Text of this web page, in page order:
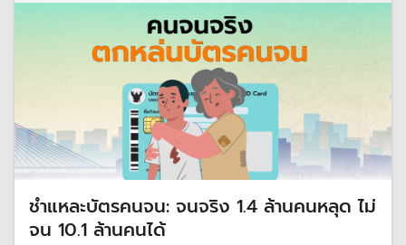
ชำแหละบัตรคนจน: จนจริง 1.4 ล้านคนหลุด ไม่
จน 10.1 ล้านคนได้